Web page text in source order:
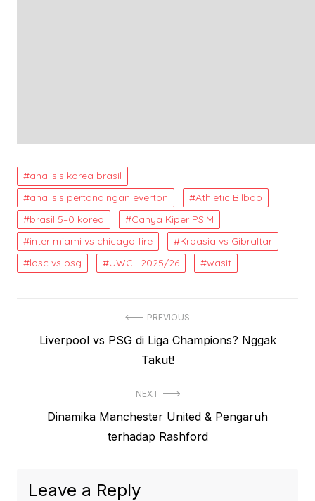
analisis korea brasil
analisis pertandingan everton
Athletic Bilbao
brasil 5–0 korea
Cahya Kiper PSIM
inter miami vs chicago fire
Kroasia vs Gibraltar
losc vs psg
UWCL 2025/26 wasit
navigation
PREVIOUS
Previous
Liverpool vs PSG di Liga Champions? Nggak
Takut!
NEXT
Dinamika Manchester United & Pengaruh
terhadap Rashford
Leave a Reply